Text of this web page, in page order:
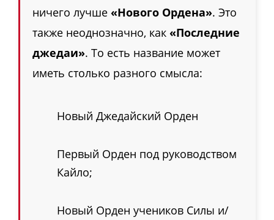
ничего лучше «Нового Ордена». Это
также неоднозначно, как «Последние
джедаи». То есть название может
иметь столько разного смысла:
Новый Джедайский Орден
Первый Орден под руководством
Кайло;
Новый Орден учеников Силы и/